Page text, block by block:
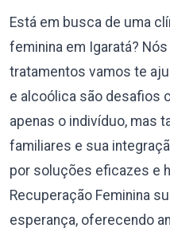
Está em busca de uma
feminina em Igaratá?
tratamentos vamos te
e alcoólica são desafios
apenas o indivíduo, mas
familiares e sua
por soluções eficazes e
Recuperação Feminina
esperança, oferecendo